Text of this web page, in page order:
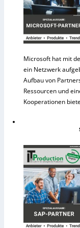
Microsoft hat mit
ein Netzwerk
Aufbau von
Ressourcen und
Kooperationen